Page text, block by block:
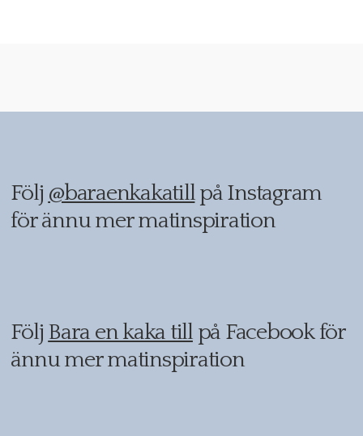
Följ @baraenkakatillpå Instagram
för ännu mer matinspiration
Följ Bara en kaka tillpå Facebook för
ännu mer matinspiration